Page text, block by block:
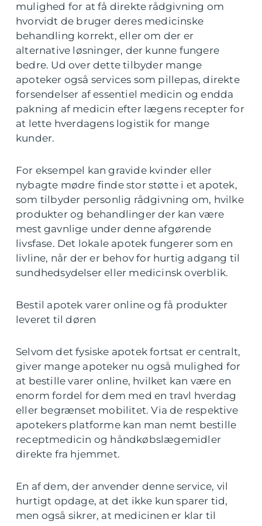
mulighed for at få direkte rådgivning om
hvorvidt de bruger deres medicinske
behandling korrekt, eller om der er
alternative løsninger, der kunne fungere
bedre. Ud over dette tilbyder mange
apoteker også services som pillepas, direkte
forsendelser af essentiel medicin og endda
pakning af medicin efter lægens recepter for
at lette hverdagens logistik for mange
kunder.
For eksempel kan gravide kvinder eller
nybagte mødre finde stor støtte i et apotek,
som tilbyder personlig rådgivning om, hvilke
produkter og behandlinger der kan være
mest gavnlige under denne afgørende
livsfase. Det lokale apotek fungerer som en
livline, når der er behov for hurtig adgang til
sundhedsydelser eller medicinsk overblik.
Bestil apotek varer online og få produkter
leveret til døren
Selvom det fysiske apotek fortsat er centralt,
giver mange apoteker nu også mulighed for
at bestille varer online, hvilket kan være en
enorm fordel for dem med en travl hverdag
eller begrænset mobilitet. Via de respektive
apotekers platforme kan man nemt bestille
receptmedicin og håndkøbslægemidler
direkte fra hjemmet.
En af dem, der anvender denne service, vil
hurtigt opdage, at det ikke kun sparer tid,
men også sikrer, at medicinen er klar til